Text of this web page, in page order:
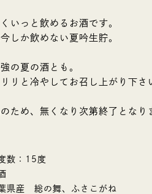
いっと飲めるお酒です。
しか飲めない夏吟生貯。
の夏の酒とも。
リと冷やしてお召し上がり下さ
ため、無くなり次第終了となり
数：15度
県産 総の舞、ふさこがね